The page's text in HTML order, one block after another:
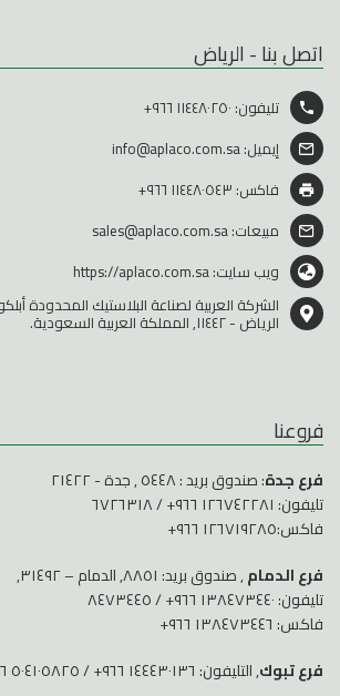
اتصل بنا - الرياض
تليفون: ١١٤٤٨٠٢٥٠ ٩٦٦+
إيميل:info@aplaco.com.sa
فاكس: ١١٤٤٨٠٥٤٣ ٩٦٦+
مبيعات:sales@aplaco.com.sa
ويب سايت:https://aplaco.com.sa
الرياض - ١١٤٤٢, المملكة العربية السعودية.
فروعنا
فرع جدة: صندوق بريد : ٥٤٤٨ , جدة - ٢١٤٢٢
تليفون:١٢٦٧٤٢٢٨١ ٩٦٦+ /٦٧٢٦٣١٨
فاكس:١٢٦٧١٩٢٨٥ ٩٦٦+
فرع الدمام, صندوق بريد: ٨٨٥١, الدمام – ٣١٤٩٢,
تليفون:١٣٨٤٧٣٤٤٠ ٩٦٦+ /٨٤٧٣٤٤٥
فاكس: ١٣٨٤٧٣٤٤٦ ٩٦٦+
فرع تبوك, التليفون:١٤٤٤٣٠١٣٦ ٩٦٦+ /٥٠٤١٠٥٨٢٥ ٩٦٦+